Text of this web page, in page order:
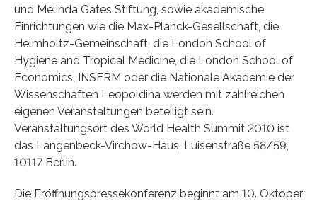
und Melinda Gates Stiftung, sowie akademische
Einrichtungen wie die Max-Planck-Gesellschaft, die
Helmholtz-Gemeinschaft, die London School of
Hygiene and Tropical Medicine, die London School of
Economics, INSERM oder die Nationale Akademie der
Wissenschaften Leopoldina werden mit zahlreichen
eigenen Veranstaltungen beteiligt sein.
Veranstaltungsort des World Health Summit 2010 ist
das Langenbeck-Virchow-Haus, Luisenstraße 58/59,
10117 Berlin.
Die Eröffnungspressekonferenz beginnt am 10. Oktober